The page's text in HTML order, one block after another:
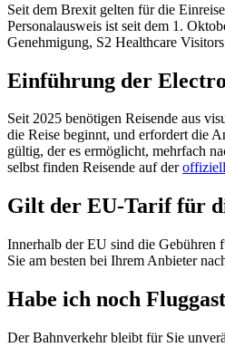
Seit dem Brexit gelten für die
Personalausweis ist seit dem 1.
Genehmigung, S2 Healthcare
Einführung der
Seit 2025 benötigen Reisende aus
die Reise beginnt, und erfordert die
gültig, der es ermöglicht, mehrfach
selbst finden Reisende auf der
Gilt der EU-Tarif für
Innerhalb der EU sind die Gebühren
Sie am besten bei Ihrem Anbieter
Habe ich noch
Der Bahnverkehr bleibt für Sie